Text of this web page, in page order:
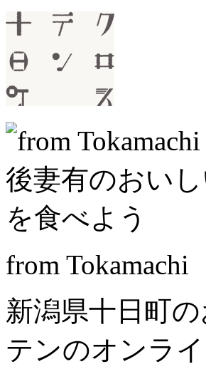
from Tokamachi
新潟県十日町
テンのオンラ